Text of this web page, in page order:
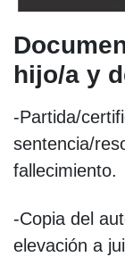
hijo/a y
-Partida/
sentencia/
fallecimiento.
-Copia del
elevación a